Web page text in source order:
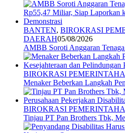
BANTEN, BIROKRASI
DAERAH05/08/2026
AMBB Soroti Anggaran
BIROKRASI
Menaker Beberkan Langkah
BIROKRASI
Tinjau PT Pan Brothers Tbk,